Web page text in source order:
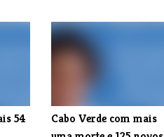
54
​Cabo Verde com mais